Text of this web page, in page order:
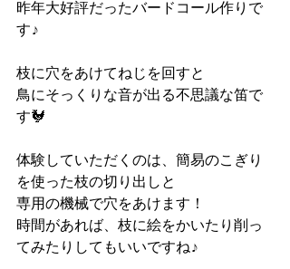
昨年大好評だったバードコール作りで
す♪
枝に穴をあけてねじを回すと
鳥にそっくりな音が出る不思議な笛で
す🐓
体験していただくのは、簡易のこぎり
を使った枝の切り出しと
専用の機械で穴をあけます！
時間があれば、枝に絵をかいたり削っ
てみたりしてもいいですね♪